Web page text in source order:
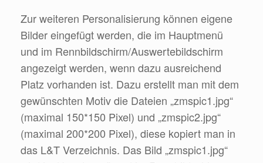
Zur weiteren Personalisierung können eigene
Bilder eingefügt werden, die im Hauptmenü
und im Rennbildschirm/Auswertebildschirm
angezeigt werden, wenn dazu ausreichend
Platz vorhanden ist. Dazu erstellt man mit dem
gewünschten Motiv die Dateien „zmspic1.jpg“
(maximal 150*150 Pixel) und „zmspic2.jpg“
(maximal 200*200 Pixel), diese kopiert man in
das L&T Verzeichnis. Das Bild „zmspic1.jpg“